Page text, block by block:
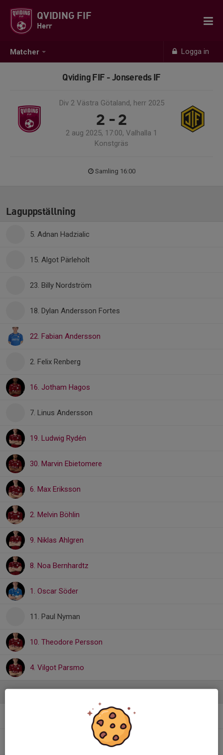
Matcher Logga in
QVIDING FIF
Herr
Qviding FIF - Jonsereds IF
Div 2 Västra Götaland, herr 2025
2 - 2
2 aug 2025, 17:00, Valhalla 1
Konstgräs
Samling 16:00
Laguppställning
5. Adnan Hadzialic
15. Algot Pärleholt
23. Billy Nordström
18. Dylan Andersson Fortes
22. Fabian Andersson
2. Felix Renberg
16. Jotham Hagos
7. Linus Andersson
19. Ludwig Rydén
30. Marvin Ebietomere
6. Max Eriksson
2. Melvin Böhlin
9. Niklas Ahlgren
8. Noa Bernhardtz
1. Oscar Söder
11. Paul Nyman
10. Theodore Persson
4. Vilgot Parsmo
Ledare
Fysioterapeut
Fystränare